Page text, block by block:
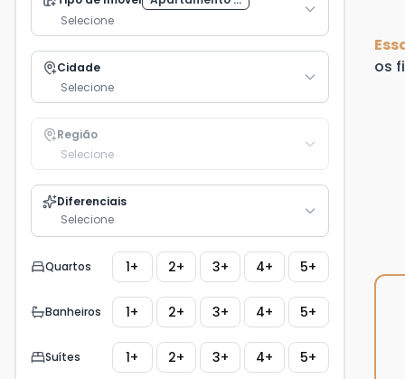
Selecione
Cidade
Selecione
Região
Selecione
Diferenciais
Selecione
Quartos 1+ 2+ 3+ 4+ 5+
Banheiros 1+ 2+ 3+ 4+ 5+
Suítes 1+ 2+ 3+ 4+ 5+
os